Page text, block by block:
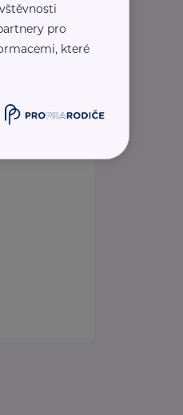
pro
které